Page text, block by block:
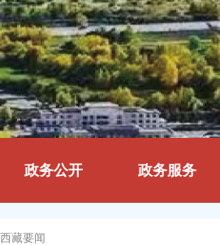
政务公开 政务服务
西藏要闻